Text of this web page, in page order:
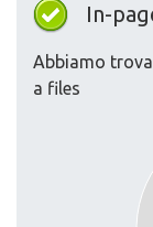
In-
Abbiamo
a files